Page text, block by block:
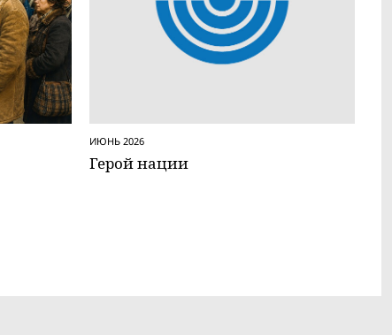
ИЮНЬ 2026
Герой нации